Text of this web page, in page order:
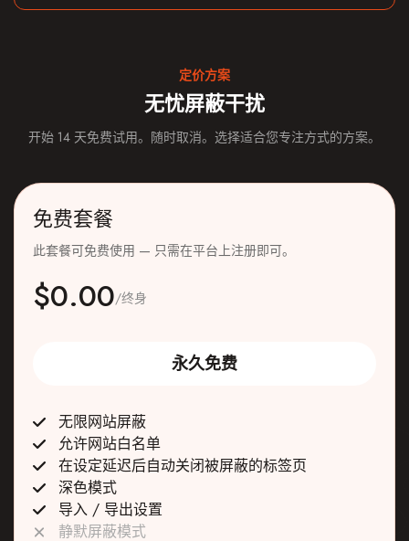
定价方案
无忧屏蔽干扰
开始 14 天免费试用。随时取消。选择适合您专注方式的方案。
免费套餐
此套餐可免费使用 — 只需在平台上注册即可。
$0.00/终身
永久免费
无限网站屏蔽
允许网站白名单
在设定延迟后自动关闭被屏蔽的标签页
深色模式
导入 / 导出设置
静默屏蔽模式